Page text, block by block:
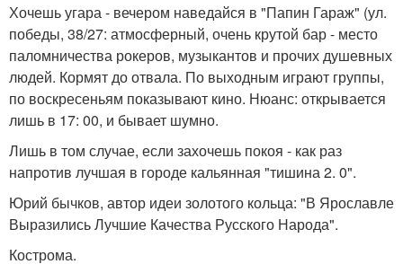
Хочешь угара - вечером наведайся в "Папин Гараж" (ул.
победы, 38/27: атмосферный, очень крутой бар - место
паломничества рокеров, музыкантов и прочих душевных
людей. Кормят до отвала. По выходным играют группы,
по воскресеньям показывают кино. Нюанс: открывается
лишь в 17: 00, и бывает шумно.
Лишь в том случае, если захочешь покоя - как раз
напротив лучшая в городе кальянная "тишина 2. 0".
Юрий бычков, автор идеи золотого кольца: "В Ярославле
Выразились Лучшие Качества Русского Народа".
Кострома.